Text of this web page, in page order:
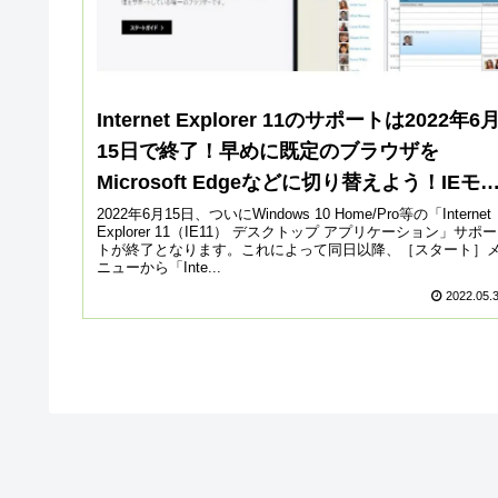
Internet Explorer 11のサポートは2022年6月
15日で終了！早めに既定のブラウザを
Microsoft Edgeなどに切り替えよう！IEモー
ドの使い方も解説！
2022年6月15日、ついにWindows 10 Home/Pro等の「Internet
Explorer 11（IE11） デスクトップ アプリケーション」サポー
トが終了となります。これによって同日以降、［スタート］メ
ニューから「Inte...